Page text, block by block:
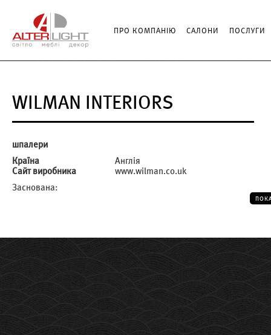
ПРО КОМПАНІЮ САЛОНИ ПОСЛУГИ
WILMAN INTERIORS
шпалери
Країна
Англія
Сайт виробника
www.wilman.co.uk
Заснована: